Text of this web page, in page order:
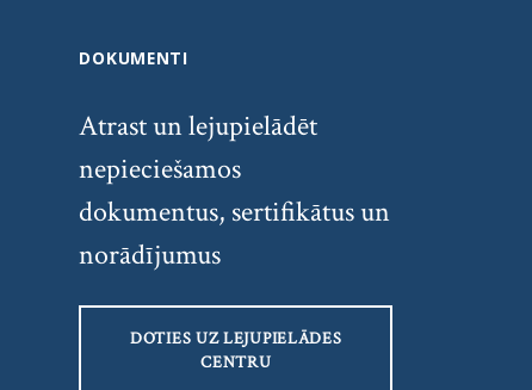
DOKUMENTI
Atrast un lejupielādēt
nepieciešamos
dokumentus, sertifikātus un
norādījumus
DOTIES UZ LEJUPIELĀDES
CENTRU